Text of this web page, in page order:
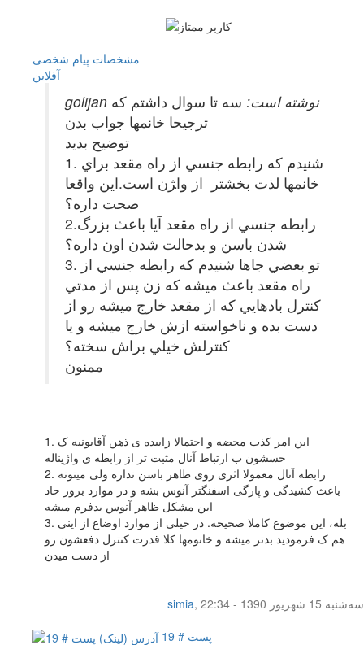
مشخصات پیام شخصی
آفلاين
golijan نوشته است: سه تا سوال داشتم كه
ترجيحا خانمها جواب بدن
توضيح بديد
1. شنيدم كه رابطه جنسي از راه مقعد براي
خانمها لذت بخشتر از وا‍ژن است.اين واقعا
صحت داره؟
2.رابطه جنسي از راه مقعد آيا باعث بزرگ
شدن باسن و بدحالت شدن اون داره؟
3. تو بعضي جاها شنيدم كه رابطه جنسي از
راه مقعد باعث ميشه كه زن پس از مدتي
كنترل بادهايي كه از مقعد خارج ميشه رو از
دست بده و ناخواسته ازش خارج ميشه و يا
كنترلش خيلي براش سخته؟
ممنون
1. این امر کذب محضه و احتمالا زاییده ی ذهن آقایونیه ک
حسشون ب ارتباط آنال مثبت تر از رابطه ی واژیناله
2. رابطه آنال معمولا اثری روی ظاهر باسن نداره ولی میتونه
باعث کشیدگی و پارگی اسفنگتر آنوس بشه و در موارد بروز حاد
این مشکل ظاهر آنوس بدفرم میشه
3. بله، این موضوع کاملا صحیحه. در خیلی از موارد اوضاع از اینی
هم ک فرمودید بدتر میشه و خانومها کلا قدرت کنترل دفعشون رو
از دست میدن
simia,
سه‌شنبه 15 شهریور 1390 - 22:34
پست # 19